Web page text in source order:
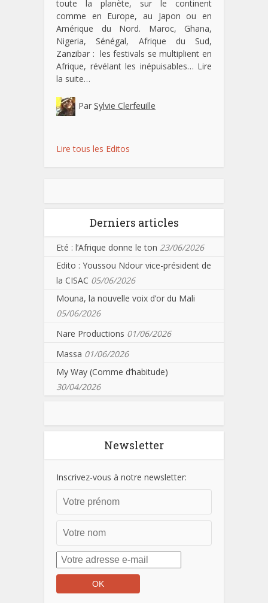
toute la planète, sur le continent
comme en Europe, au Japon ou en
Amérique du Nord. Maroc, Ghana,
Nigeria, Sénégal, Afrique du Sud,
Zanzibar : les festivals se multiplient en
Afrique, révélant les inépuisables… Lire
la suite…
Par Sylvie Clerfeuille
Lire tous les Editos
Derniers articles
Eté : l’Afrique donne le ton 23/06/2026
Edito : Youssou Ndour vice-président de
la CISAC 05/06/2026
Mouna, la nouvelle voix d’or du Mali
05/06/2026
Nare Productions 01/06/2026
Massa 01/06/2026
My Way (Comme d’habitude)
30/04/2026
Newsletter
Inscrivez-vous à notre newsletter: